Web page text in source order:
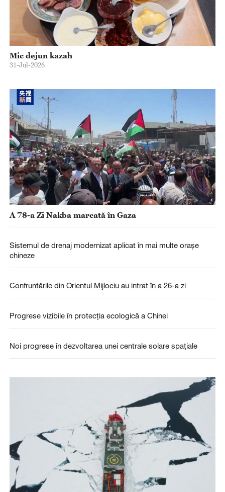
Mic dejun kazah
31-Jul-2026
A 78-a Zi Nakba marcată în Gaza
Sistemul de drenaj modernizat aplicat în mai multe orașe
chineze
Confruntările din Orientul Mijlociu au intrat în a 26-a zi
Progrese vizibile în protecția ecologică a Chinei
Noi progrese în dezvoltarea unei centrale solare spațiale